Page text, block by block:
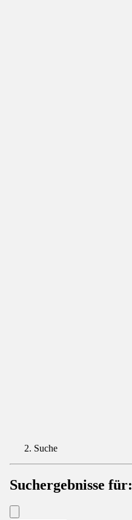
Suche
Suchergebnisse für: